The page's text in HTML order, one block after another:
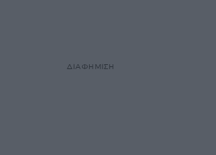
ΔΙΑΦΗΜΙΣΗ